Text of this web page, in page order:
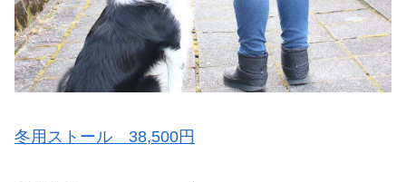
冬用ストール 38,500円